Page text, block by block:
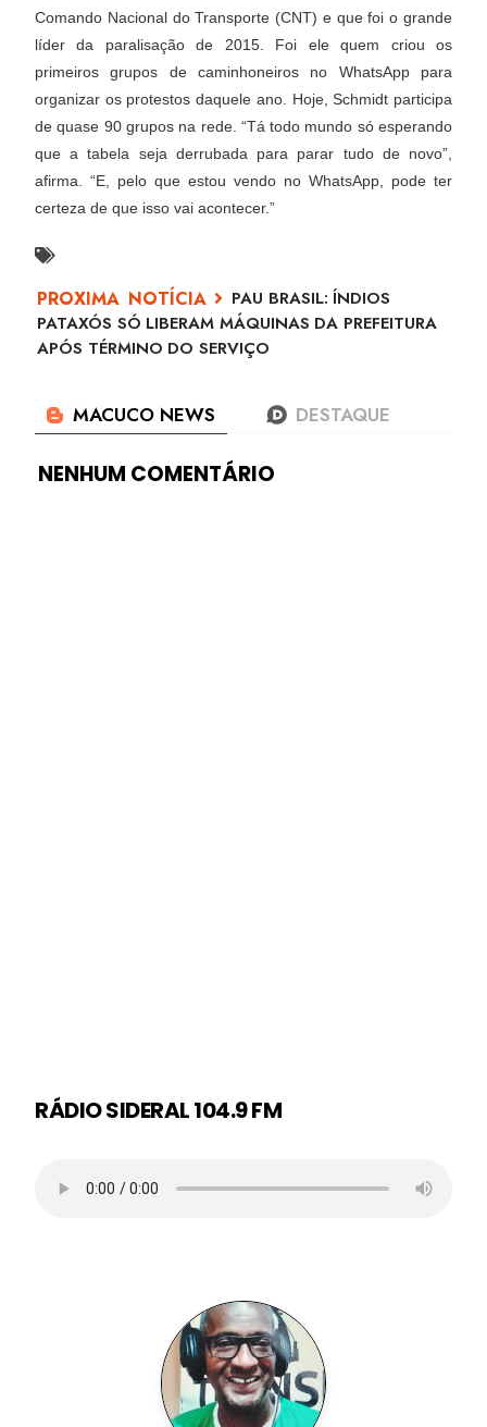
Comando Nacional do Transporte (CNT) e que foi o grande
líder da paralisação de 2015. Foi ele quem criou os
primeiros grupos de caminhoneiros no WhatsApp para
organizar os protestos daquele ano. Hoje, Schmidt participa
de quase 90 grupos na rede. “Tá todo mundo só esperando
que a tabela seja derrubada para parar tudo de novo”,
afirma. “E, pelo que estou vendo no WhatsApp, pode ter
certeza de que isso vai acontecer.”
PAU BRASIL: ÍNDIOS
PATAXÓS SÓ LIBERAM MÁQUINAS DA PREFEITURA
APÓS TÉRMINO DO SERVIÇO
NENHUM COMENTÁRIO
RÁDIO SIDERAL 104.9 FM